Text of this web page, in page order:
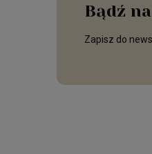
Bądź
Zapisz do